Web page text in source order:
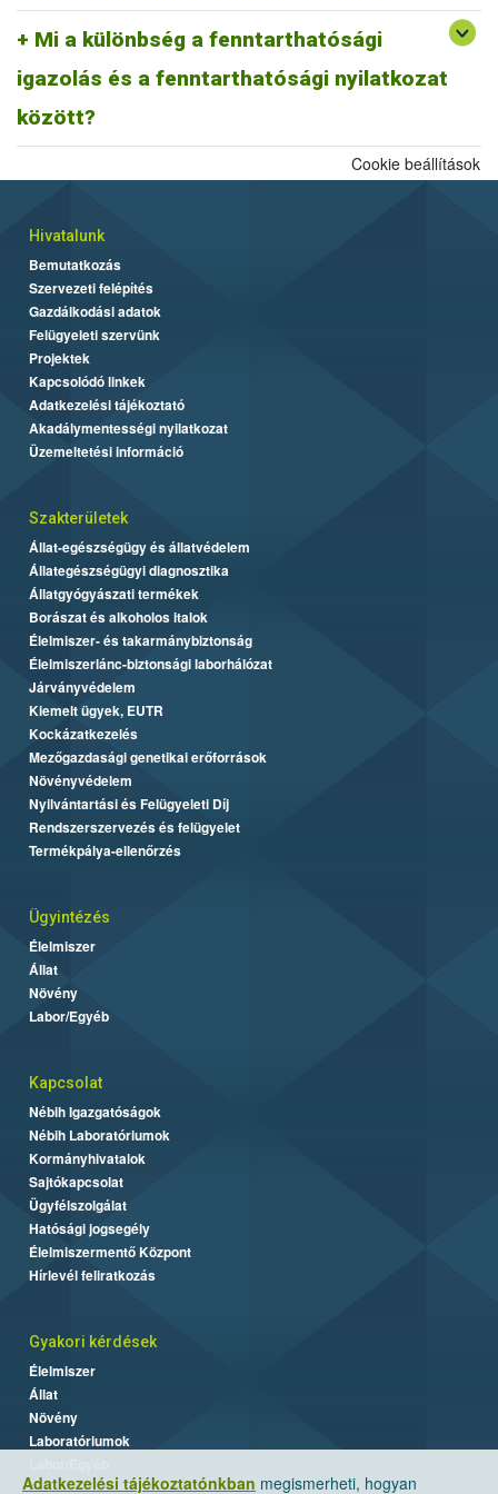
Mi a különbség a fenntarthatósági
igazolás és a fenntarthatósági nyilatkozat
között?
A fentiek alapján fenntarthatósági nyilatkozatnak minősül a
biomassza igazolás is, ahogyan egy ISCC farm nyilatkozat is,
más tagállami fenntarthatósági rendszer szerinti fenntarthatósági
dokumentum is.
Adatkezelési tájékoztatónkban megismerheti, hogyan
Cookie beállítások
Hivatalunk
Bemutatkozás
Szervezeti felépítés
Gazdálkodási adatok
Felügyeleti szervünk
Projektek
Kapcsolódó linkek
Adatkezelési tájékoztató
Akadálymentességi nyilatkozat
Üzemeltetési információ
Szakterületek
Állat-egészségügy és állatvédelem
Állategészségügyi diagnosztika
Állatgyógyászati termékek
Borászat és alkoholos italok
Élelmiszer- és takarmánybiztonság
Élelmiszerlánc-biztonsági laborhálózat
Járványvédelem
Kiemelt ügyek, EUTR
Kockázatkezelés
Mezőgazdasági genetikai erőforrások
Növényvédelem
Nyilvántartási és Felügyeleti Díj
Rendszerszervezés és felügyelet
Termékpálya-ellenőrzés
Ügyintézés
Élelmiszer
Állat
Növény
Labor/Egyéb
Kapcsolat
Nébih Igazgatóságok
Nébih Laboratóriumok
Kormányhivatalok
Sajtókapcsolat
Ügyfélszolgálat
Hatósági jogsegély
Élelmiszermentő Központ
Hírlevél feliratkozás
Gyakori kérdések
Élelmiszer
Állat
Növény
Laboratóriumok